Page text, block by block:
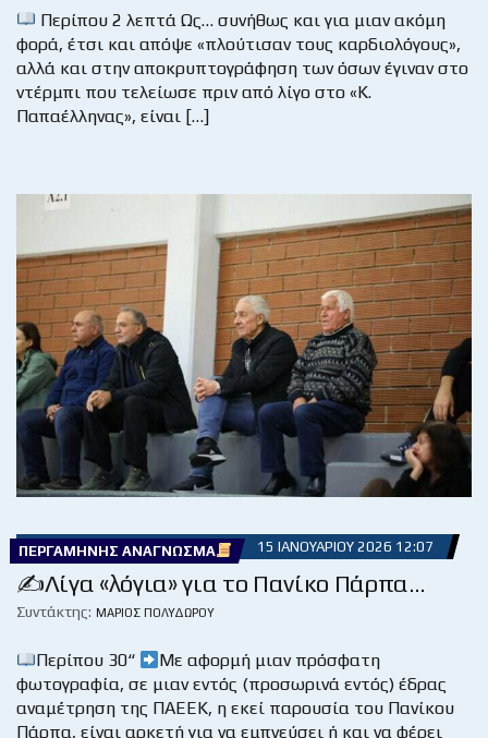
Περίπου 2 λεπτά Ως… συνήθως και για μιαν ακόμη
φορά, έτσι και απόψε «πλούτισαν τους καρδιολόγους»,
αλλά και στην αποκρυπτογράφηση των όσων έγιναν στο
ντέρμπι που τελείωσε πριν από λίγο στο «Κ.
Παπαέλληνας», είναι […]
ΠΕΡΓΑΜΗΝΉΣ ΑΝΆΓΝΩΣΜΑ 15 ΙΑΝΟΥΑΡΊΟΥ 2026 12:07
✍️Λίγα «λόγια» για το Πανίκο Πάρπα…
Συντάκτης: ΜΆΡΙΟΣ ΠΟΛΥΔΏΡΟΥ
Περίπου 30“
Με αφορμή μιαν πρόσφατη
φωτογραφία, σε μιαν εντός (προσωρινά εντός) έδρας
αναμέτρηση της ΠΑΕΕΚ, η εκεί παρουσία του Πανίκου
Πάρπα, είναι αρκετή για να εμπνεύσει ή και να φέρει